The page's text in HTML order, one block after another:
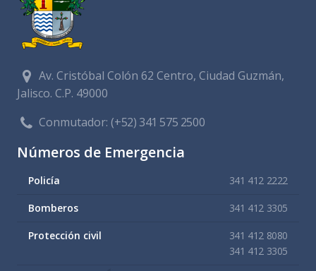
Av. Cristóbal Colón 62 Centro, Ciudad Guzmán,
Jalisco. C.P. 49000
Conmutador:(+52) 341 575 2500
Números de Emergencia
Policía 341 412 2222
Bomberos 341 412 3305
Protección civil
341 412 8080
341 412 3305